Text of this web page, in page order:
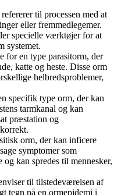
til processen med at
eller fremmedlegemer.
specielle værktøjer for at
systemet.
for en type parasitorm, der
katte og heste. Disse orm
helbredsproblemer,
specifik type orm, der kan
tarmkanal og kan
præstation og
orm, der kan inficere
symptomer som
kan spredes til mennesker,
til tilstedeværelsen af
tegn på en ormepidemi i